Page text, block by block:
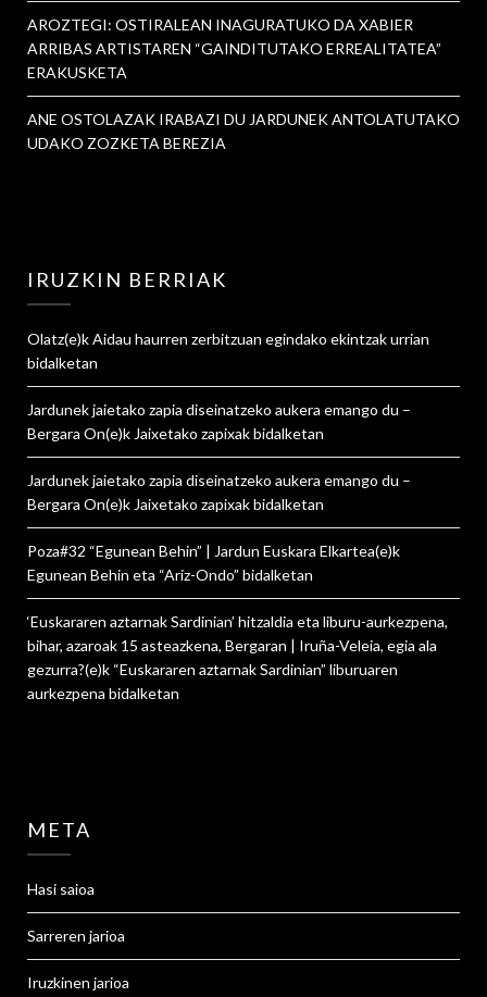
AROZTEGI: OSTIRALEAN INAGURATUKO DA XABIER
ARRIBAS ARTISTAREN “GAINDITUTAKO ERREALITATEA”
ERAKUSKETA
ANE OSTOLAZAK IRABAZI DU JARDUNEK ANTOLATUTAKO
UDAKO ZOZKETA BEREZIA
IRUZKIN BERRIAK
Olatz(e)kAidau haurren zerbitzuan egindako ekintzak urrian
bidalketan
Jardunek jaietako zapia diseinatzeko aukera emango du –
Bergara On(e)k Jaixetako zapixakbidalketan
Jardunek jaietako zapia diseinatzeko aukera emango du –
Bergara On(e)k Jaixetako zapixakbidalketan
Poza#32 “Egunean Behin” | Jardun Euskara Elkartea(e)k
Egunean Behin eta “Ariz-Ondo” bidalketan
‘Euskararen aztarnak Sardinian’ hitzaldia eta liburu-aurkezpena,
bihar, azaroak 15 asteazkena, Bergaran | Iruña-Veleia, egia ala
gezurra?(e)k “Euskararen aztarnak Sardinian” liburuaren
aurkezpena bidalketan
META
Hasi saioa
Sarreren jarioa
Iruzkinen jarioa